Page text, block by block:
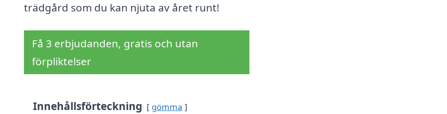
trädgård som du kan njuta av året runt!
Få 3 erbjudanden, gratis och utan
förpliktelser
Innehållsförteckning gömma